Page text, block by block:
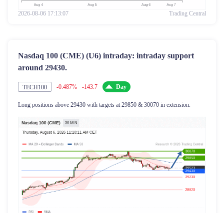
2026-08-06 17:13:07 Trading Central
Nasdaq 100 (CME) (U6) intraday: intraday support
around 29430.
TECH100 -0.487% -143.7 Day
Long positions above 29430 with targets at 29850 & 30070 in extension.